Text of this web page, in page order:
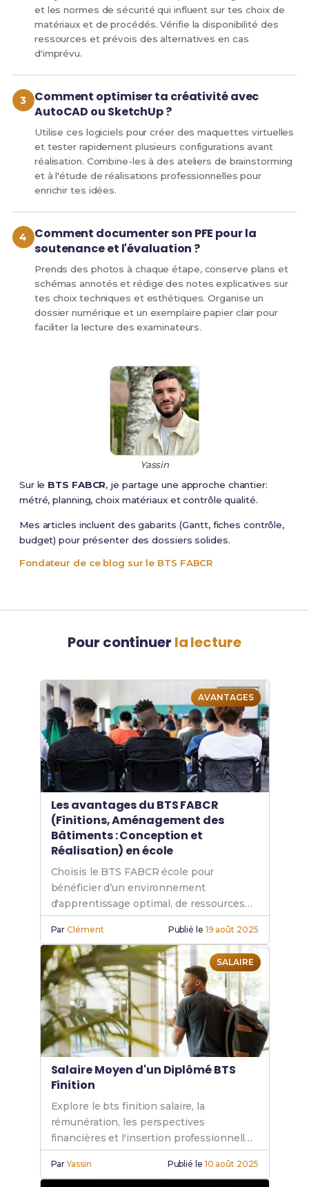
et les normes de sécurité qui influent sur tes choix de
matériaux et de procédés. Vérifie la disponibilité des
ressources et prévois des alternatives en cas
d'imprévu.
Comment optimiser ta créativité avec
AutoCAD ou SketchUp ?
Utilise ces logiciels pour créer des maquettes virtuelles
et tester rapidement plusieurs configurations avant
réalisation. Combine-les à des ateliers de brainstorming
et à l'étude de réalisations professionnelles pour
enrichir tes idées.
Comment documenter son PFE pour la
soutenance et l'évaluation ?
Prends des photos à chaque étape, conserve plans et
schémas annotés et rédige des notes explicatives sur
tes choix techniques et esthétiques. Organise un
dossier numérique et un exemplaire papier clair pour
faciliter la lecture des examinateurs.
Yassin
Sur le BTS FABCR, je partage une approche chantier:
métré, planning, choix matériaux et contrôle qualité.
Mes articles incluent des gabarits (Gantt, fiches contrôle,
budget) pour présenter des dossiers solides.
Fondateur de ce blog sur le BTS FABCR
Pour continuer la lecture
AVANTAGES
Les avantages du BTS FABCR
(Finitions, Aménagement des
Bâtiments : Conception et
Réalisation) en école
Choisis le BTS FABCR école pour
bénéficier d’un environnement
d'apprentissage optimal, de ressources
pédagogiques de qualité et d’un soutien
académique personnalisé.
ParClément Publié le 19 août 2025
SALAIRE
Salaire Moyen d'un Diplômé BTS
Finition
Explore le bts finition salaire, la
rémunération, les perspectives
financières et l'insertion professionnelle
pour réussir ta carrière après un BTS
Finition.
ParYassin Publié le 10 août 2025